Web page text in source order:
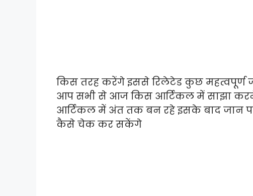
किस तरह करेंगे इससे रिलेटेड कुछ महत्वपूर्ण
आप सभी से आज किस आर्टिकल में साझा
आर्टिकल में अंत तक बन रहे इसके बाद जान
कैसे चेक कर सकेंगे